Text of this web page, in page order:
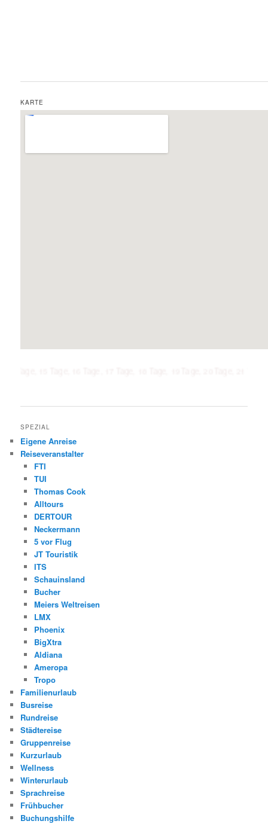
KARTE
SPEZIAL
Eigene Anreise
Reiseveranstalter
FTI
TUI
Thomas Cook
Alltours
DERTOUR
Neckermann
5 vor Flug
JT Touristik
ITS
Schauinsland
Bucher
Meiers Weltreisen
LMX
Phoenix
BigXtra
Aldiana
Ameropa
Tropo
Familienurlaub
Busreise
Rundreise
Städtereise
Gruppenreise
Kurzurlaub
Wellness
Winterurlaub
Sprachreise
Frühbucher
Buchungshilfe